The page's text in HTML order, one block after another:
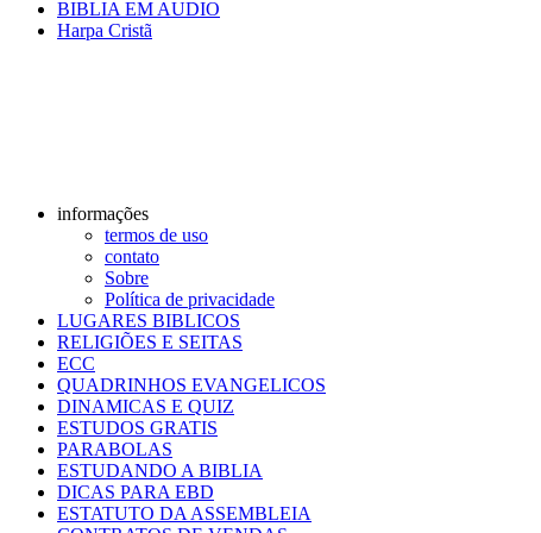
BIBLIA EM AUDIO
Harpa Cristã
informações
termos de uso
contato
Sobre
Política de privacidade
LUGARES BIBLICOS
RELIGIÕES E SEITAS
ECC
QUADRINHOS EVANGELICOS
DINAMICAS E QUIZ
ESTUDOS GRATIS
PARABOLAS
ESTUDANDO A BIBLIA
DICAS PARA EBD
ESTATUTO DA ASSEMBLEIA